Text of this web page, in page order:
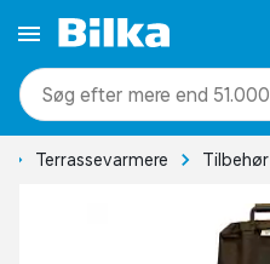
mere end
Terrassevarmere